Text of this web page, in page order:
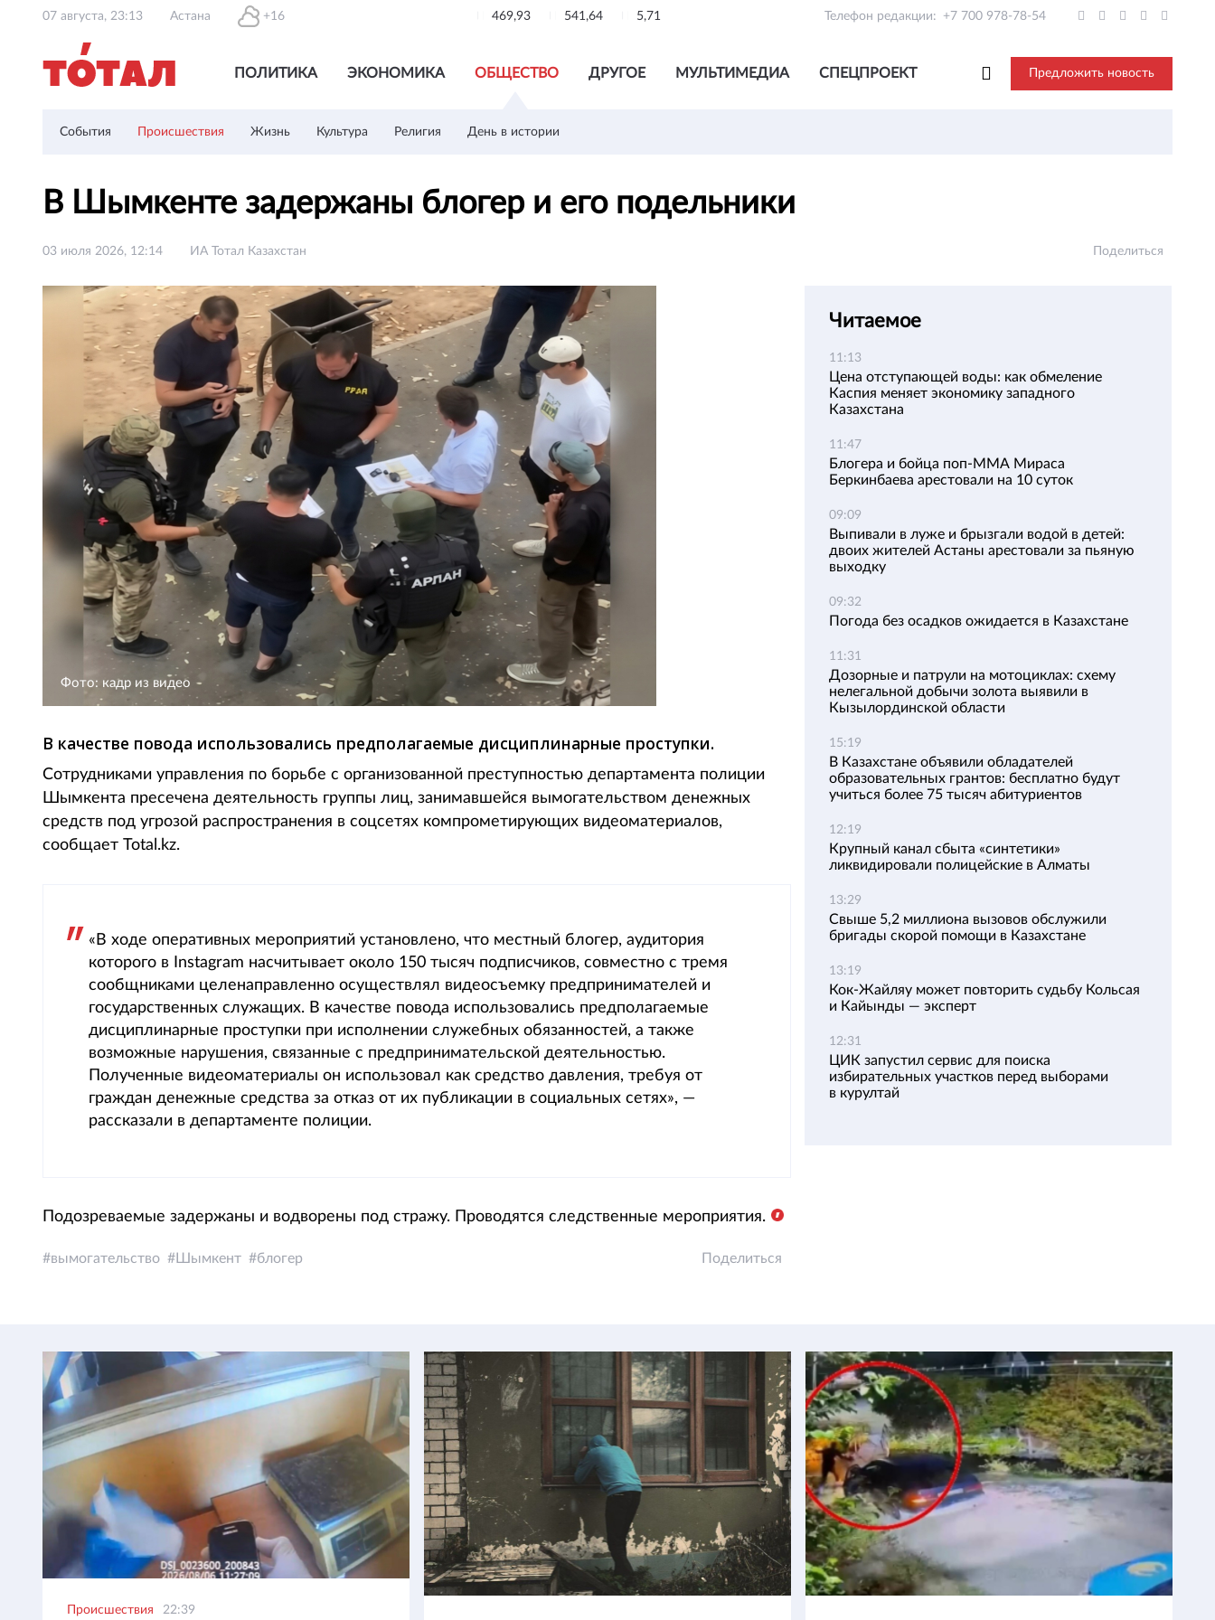
07 августа, 23:13 Астана +16 469,93 541,64 5,71 Телефон редакции: +7 700 978-78-54
ПОЛИТИКА ЭКОНОМИКА ОБЩЕСТВО ДРУГОЕ МУЛЬТИМЕДИА СПЕЦПРОЕКТ Предложить новость
События Происшествия Жизнь Культура Религия День в истории
В Шымкенте задержаны блогер и его подельники
03 июля 2026, 12:14 ИА Тотал Казахстан Поделиться
Фото: кадр из видео
В качестве повода использовались предполагаемые дисциплинарные проступки.
Сотрудниками управления по борьбе с организованной преступностью департамента полиции
Шымкента пресечена деятельность группы лиц, занимавшейся вымогательством денежных
средств под угрозой распространения в соцсетях компрометирующих видеоматериалов,
сообщает Total.kz.
«В ходе оперативных мероприятий установлено, что местный блогер, аудитория
которого в Instagram насчитывает около 150 тысяч подписчиков, совместно с тремя
сообщниками целенаправленно осуществлял видеосъемку предпринимателей и
государственных служащих. В качестве повода использовались предполагаемые
дисциплинарные проступки при исполнении служебных обязанностей, а также
возможные нарушения, связанные с предпринимательской деятельностью.
Полученные видеоматериалы он использовал как средство давления, требуя от
граждан денежные средства за отказ от их публикации в социальных сетях», —
рассказали в департаменте полиции.
Подозреваемые задержаны и водворены под стражу. Проводятся следственные мероприятия.
вымогательство Шымкент блогер Поделиться
Читаемое
11:13
Цена отступающей воды: как обмеление
Каспия меняет экономику западного
Казахстана
11:47
Блогера и бойца поп-ММА Мираса
Беркинбаева арестовали на 10 суток
09:09
Выпивали в луже и брызгали водой в детей:
двоих жителей Астаны арестовали за пьяную
выходку
09:32
Погода без осадков ожидается в Казахстане
11:31
Дозорные и патрули на мотоциклах: схему
нелегальной добычи золота выявили в
Кызылординской области
15:19
В Казахстане объявили обладателей
образовательных грантов: бесплатно будут
учиться более 75 тысяч абитуриентов
12:19
Крупный канал сбыта «синтетики»
ликвидировали полицейские в Алматы
13:29
Свыше 5,2 миллиона вызовов обслужили
бригады скорой помощи в Казахстане
13:19
Кок-Жайляу может повторить судьбу Кольсая
и Кайынды — эксперт
12:31
ЦИК запустил сервис для поиска
избирательных участков перед выборами
в курултай
Происшествия 22:39